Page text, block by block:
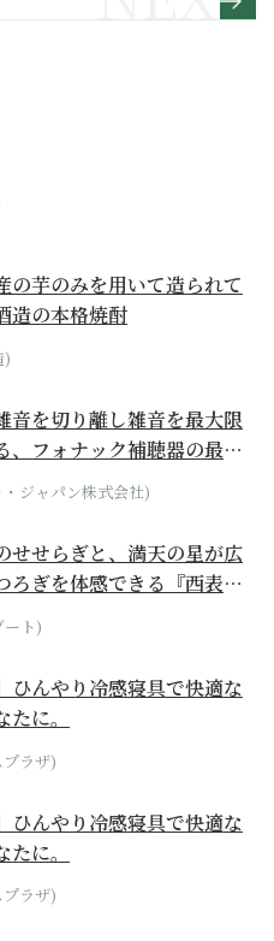
の芋のみを用いて造られて
造の本格焼酎
)
音を切り離し雑音を最大限
、フォナック補聴器の最上
ジャパン株式会社)
せせらぎと、満天の星が広
ろぎを体感できる『西表島
ート)
ひんやり冷感寝具で快適な
に。
ラザ)
ひんやり冷感寝具で快適な
に。
ラザ)